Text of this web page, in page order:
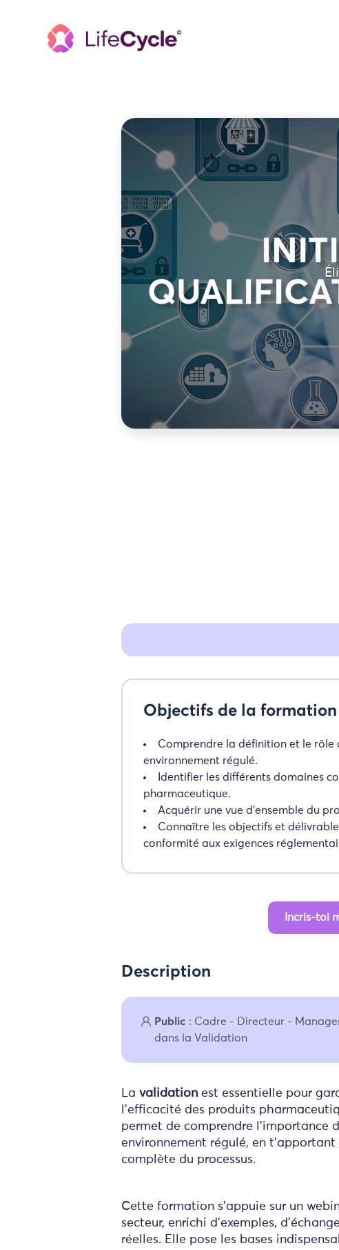
Objectifs de la formation
Comprendre la définition et le rôle
environnement régulé.
Identifier les différents domaines
pharmaceutique.
Acquérir une vue d’ensemble du
Connaître les objectifs et
conformité aux exigences
Incris-toi
Description
Public : Cadre - Directeur -
dans la Validation
La validation est essentielle pour
l'efficacité des produits
permet de comprendre l'importance
environnement régulé, en
complète du processus.
Cette formation s’appuie sur un
secteur, enrichi d’exemples,
réelles. Elle pose les bases